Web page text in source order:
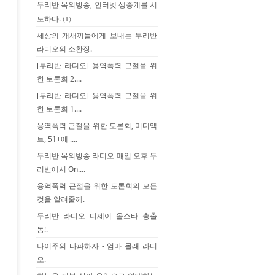
두리반 옥외방송, 인터넷 생중계를 시
도하다.(1)
세상의 개새끼들에게 보내는 두리반
라디오의 소환장.
[두리반 라디오] 용역폭력 근절을 위
한 토론회 2....
[두리반 라디오] 용역폭력 근절을 위
한 토론회 1....
용역폭력 근절을 위한 토론회, 미디액
트, 51+에 ....
두리반 옥외방송 라디오 매일 오후 두
리반에서 On....
용역폭력 근절을 위한 토론회의 모든
것을 알려줄께.
두리반 라디오 디제이 올스타 총출
동!.
나이주의 타파하자 - 엄마 몰래 라디
오.